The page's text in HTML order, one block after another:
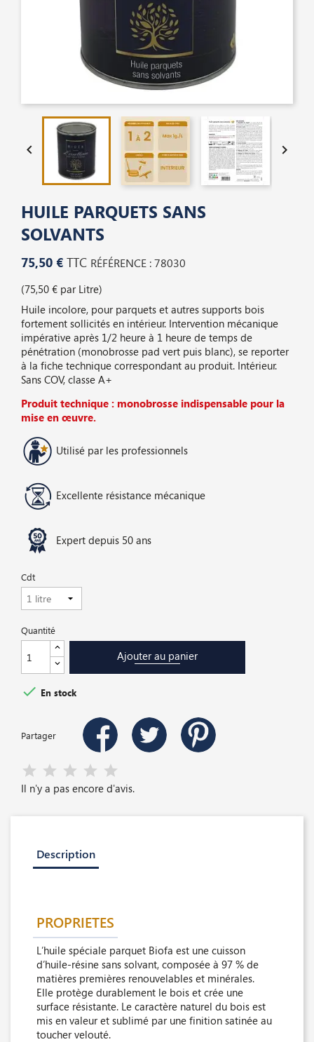
 
HUILE PARQUETS SANS
SOLVANTS
75,50 € TTC RÉFÉRENCE : 78030
(75,50 € par Litre)
Huile incolore, pour parquets et autres supports bois
fortement sollicités en intérieur. Intervention mécanique
impérative après 1/2 heure à 1 heure de temps de
pénétration (monobrosse pad vert puis blanc), se reporter
à la fiche technique correspondant au produit. Intérieur.
Sans COV, classe A+
Produit technique : monobrosse indispensable pour la
mise en œuvre.
Utilisé par les professionnels
Excellente résistance mécanique
Expert depuis 50 ans
Cdt
Quantité
Ajouter au panier
 En stock
Partager
Il n'y a pas encore d'avis.
Description
PROPRIETES
L’huile spéciale parquet Biofa est une cuisson
d’huile-résine sans solvant, composée à 97 % de
matières premières renouvelables et minérales.
Elle protège durablement le bois et crée une
surface résistante. Le caractère naturel du bois est
mis en valeur et sublimé par une finition satinée au
toucher velouté.